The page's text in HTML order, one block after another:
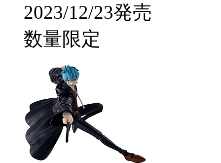
2023/12/23発売
数量限定